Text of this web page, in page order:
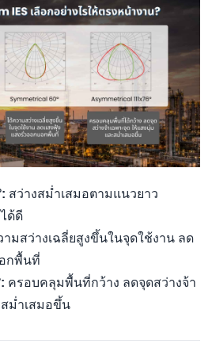
สว่างสม่ำเสมอตามแนวยาว
ด้ดี
ามสว่างเฉลี่ยสูงขึ้นในจุดใช้งาน ลด
กพื้นที่
ครอบคลุมพื้นที่กว้าง ลดจุดสว่างจ้า
ม่ำเสมอขึ้น